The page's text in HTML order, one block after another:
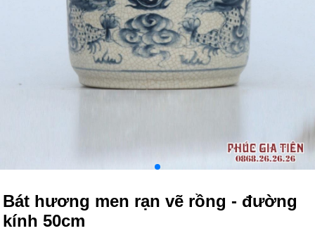
Bát hương men rạn vẽ rồng - đường
kính 50cm